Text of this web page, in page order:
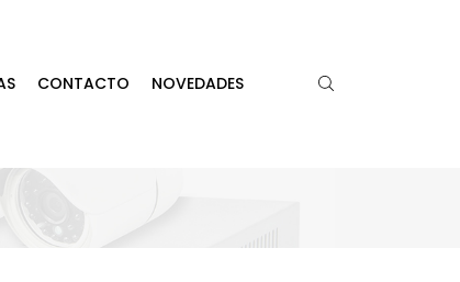
CONTACTO NOVEDADES